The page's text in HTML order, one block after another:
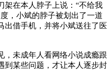
架在本人脖子上说：“不给我
，小斌的脖子被划出了一道
出借手机，并将小斌送往了医
，未成年人看网络小说成瘾跟
到某些问题，才让本人逐步封